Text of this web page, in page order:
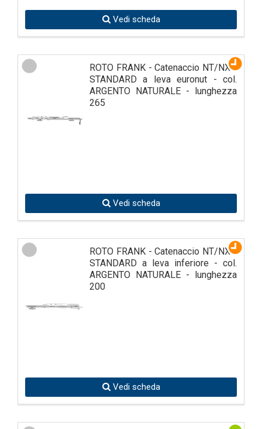
Vedi scheda
ROTO FRANK - Catenaccio NT/NX -
STANDARD a leva euronut - col.
ARGENTO NATURALE - lunghezza
265
Vedi scheda
ROTO FRANK - Catenaccio NT/NX -
STANDARD a leva inferiore - col.
ARGENTO NATURALE - lunghezza
200
Vedi scheda